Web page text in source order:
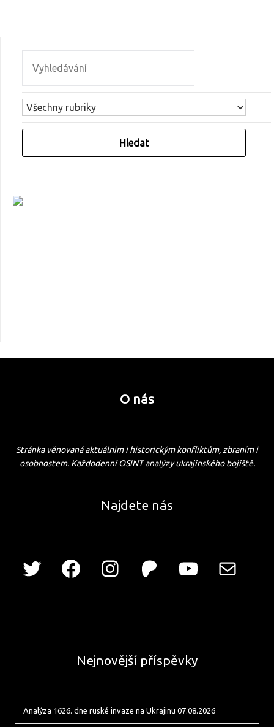
O nás
Stránka věnovaná aktuálním i historickým konfliktům, zbraním i
osobnostem. Každodenní OSINT analýzy ukrajinského bojiště.
Najdete nás
Nejnovější příspěvky
Analýza 1626. dne ruské invaze na Ukrajinu 07.08.2026